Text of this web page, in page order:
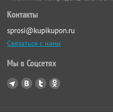
Контакты
sprosi@kupikupon.ru
Связаться с нами
Мы в Соцсетях